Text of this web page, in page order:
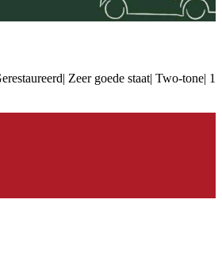
Zeer goede staat| Two-tone| 1